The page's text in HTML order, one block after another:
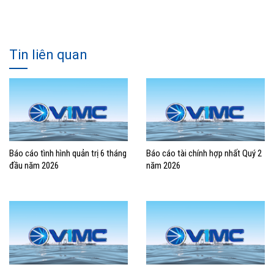
Tin liên quan
Báo cáo tình hình quản trị 6 tháng
đầu năm 2026
Báo cáo tài chính hợp nhất Quý 2
năm 2026